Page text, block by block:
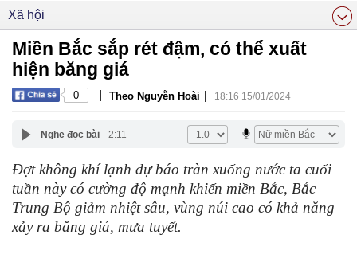
Xã hội
Miền Bắc sắp rét đậm, có thể xuất
hiện băng giá
0 | Theo Nguyễn Hoài | 18:16 15/01/2024
Nghe đọc bài 2:11
Đợt không khí lạnh dự báo tràn xuống nước ta cuối
tuần này có cường độ mạnh khiến miền Bắc, Bắc
Trung Bộ giảm nhiệt sâu, vùng núi cao có khả năng
xảy ra băng giá, mưa tuyết.